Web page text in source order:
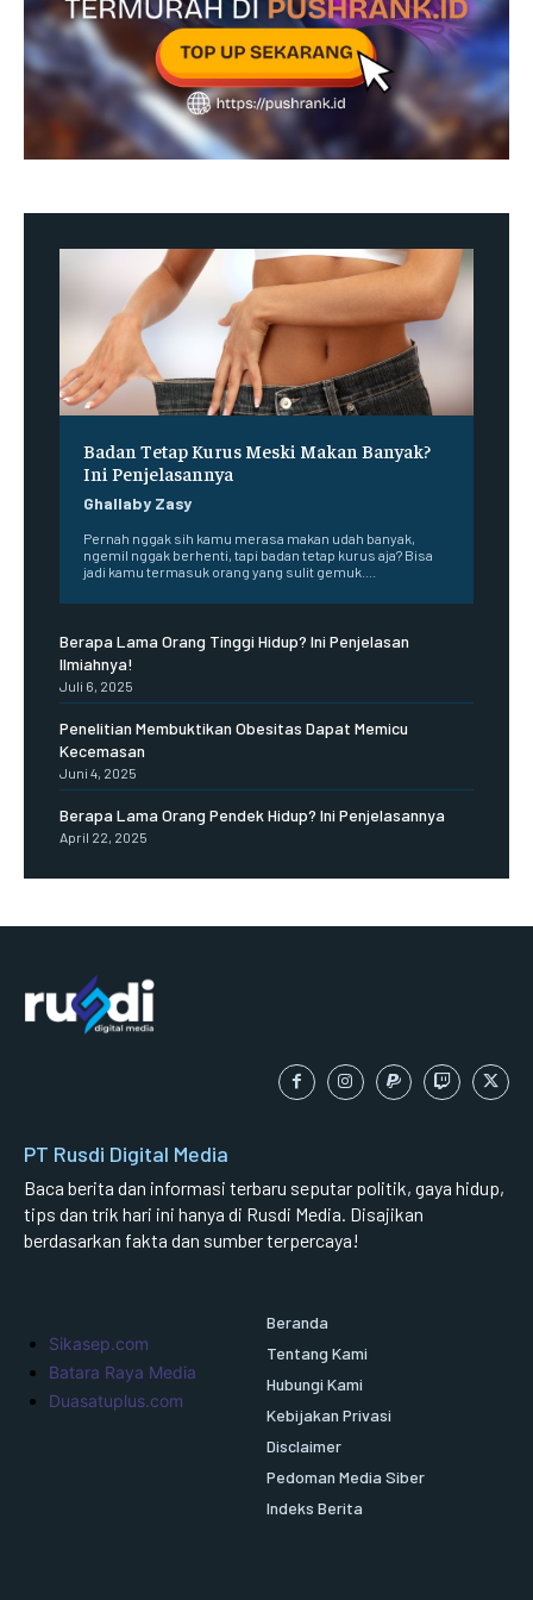
Badan Tetap Kurus Meski Makan Banyak?
Ini Penjelasannya
Ghallaby Zasy
Pernah nggak sih kamu merasa makan udah banyak,
ngemil nggak berhenti, tapi badan tetap kurus aja? Bisa
jadi kamu termasuk orang yang sulit gemuk....
Berapa Lama Orang Tinggi Hidup? Ini Penjelasan
Ilmiahnya!
Juli 6, 2025
Penelitian Membuktikan Obesitas Dapat Memicu
Kecemasan
Juni 4, 2025
Berapa Lama Orang Pendek Hidup? Ini Penjelasannya
April 22, 2025
PT Rusdi Digital Media
Baca berita dan informasi terbaru seputar politik, gaya hidup,
tips dan trik hari ini hanya di Rusdi Media. Disajikan
berdasarkan fakta dan sumber terpercaya!
Sikasep.com
Batara Raya Media
Duasatuplus.com
Beranda
Tentang Kami
Hubungi Kami
Kebijakan Privasi
Disclaimer
Pedoman Media Siber
Indeks Berita